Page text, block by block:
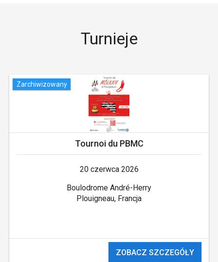
Turnieje
Zarchiwizowany
Tournoi du PBMC
20 czerwca 2026
Boulodrome André-Herry
Plouigneau, Francja
ZOBACZ SZCZEGÓŁY